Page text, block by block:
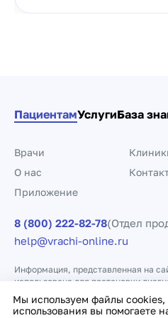
Мы используем файлы
использования вы помогаете
ПациентамУслугиБаза
Врачи
О нас
Приложение
8 (800) 222-82-78(Отдел
help@vrachi-online.ru
Информация, представленная на
использована для постановки
заменяет прием врача.